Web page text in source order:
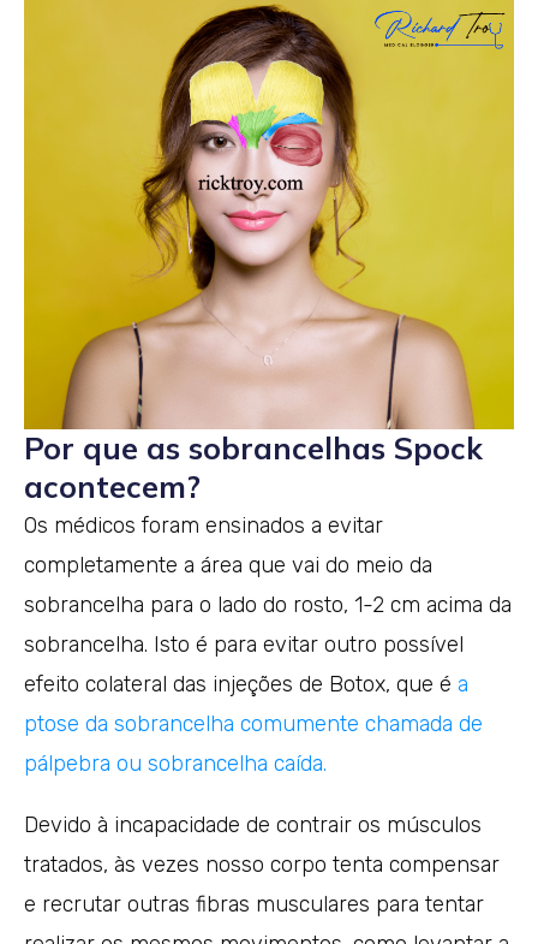
Por que as sobrancelhas Spock
acontecem?
Os médicos foram ensinados a evitar
completamente a área que vai do meio da
sobrancelha para o lado do rosto, 1-2 cm acima da
sobrancelha. Isto é para evitar outro possível
efeito colateral das injeções de Botox, que é a
ptose da sobrancelha comumente chamada de
pálpebra ou sobrancelha caída.
Devido à incapacidade de contrair os músculos
tratados, às vezes nosso corpo tenta compensar
e recrutar outras fibras musculares para tentar